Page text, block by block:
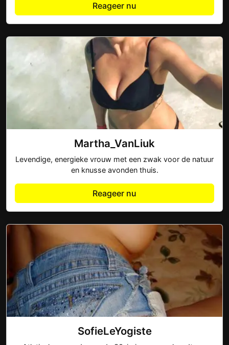
Reageer nu
Martha_VanLiuk
Levendige, energieke vrouw met een zwak voor de natuur
en knusse avonden thuis.
Reageer nu
SofieLeYogiste